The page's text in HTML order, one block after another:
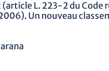
L. 223-2 du
Un nouveau